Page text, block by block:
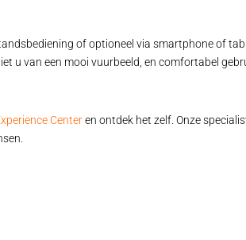
of optioneel via smartphone of
u van een mooi vuurbeeld, en comfortabel
Centeren ontdek het zelf. Onze